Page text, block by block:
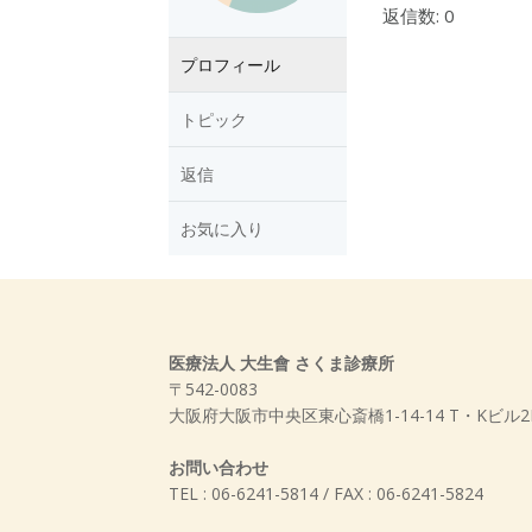
プロフィール
トピック
返信
お気に入り
返信数: 0
医療法人 大生會 さくま診療所
〒542-0083
大阪府大阪市中央区東心斎橋1-14-14 T・Kビル
お問い合わせ
TEL : 06-6241-5814 / FAX : 06-6241-5824